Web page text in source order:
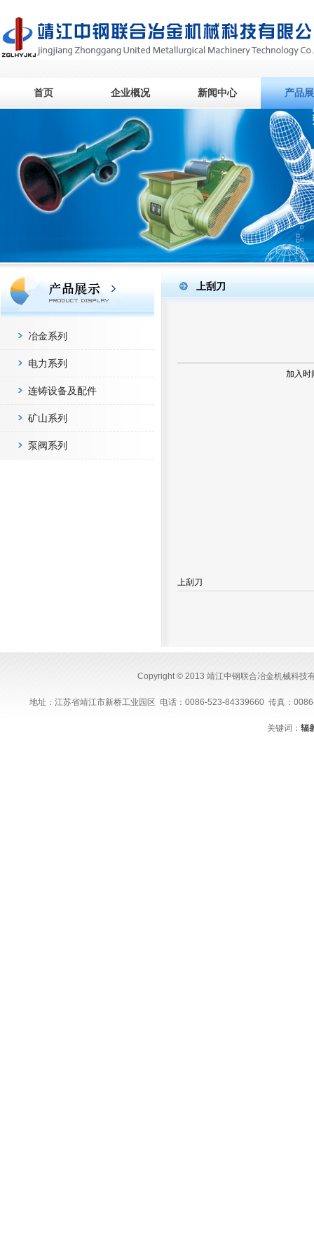
首页 企业概况 新闻中心 产品
冶金系列
电力系列
连铸设备及配件
矿山系列
泵阀系列
上刮刀
加入
上刮刀
Copyright © 2013 靖江中钢联合冶金机械科技
地址：江苏省靖江市新桥工业园区 电话：0086-523-84339660 传真：
关键词：辐